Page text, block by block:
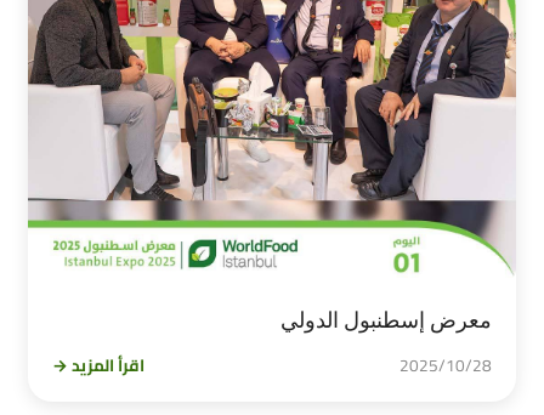
معرض إسطنبول الدولي
2025/10/28 اقرأ المزيد →